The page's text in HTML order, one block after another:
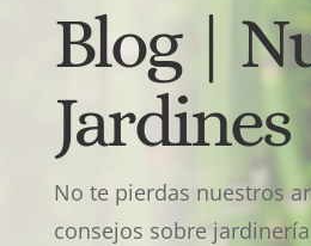
Blog |
Jardines
No te pierdas nuestros
consejos sobre